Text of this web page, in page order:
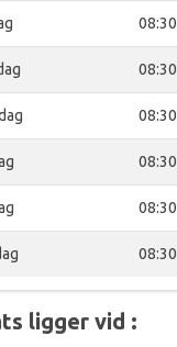
08:30
08:30
08:30
08:30
08:30
08:30
ligger vid :